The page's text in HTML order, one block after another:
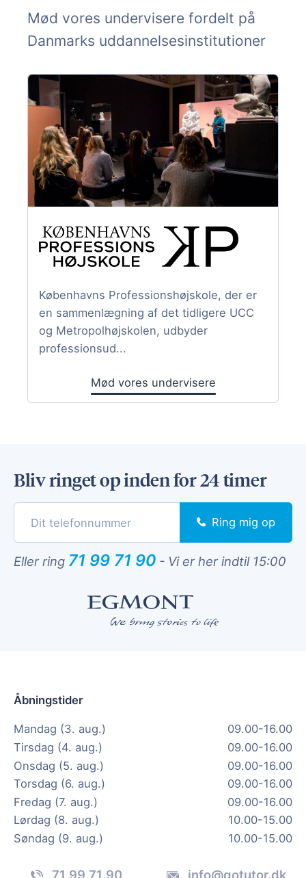
Mød vores undervisere fordelt på
Danmarks uddannelsesinstitutioner
Københavns Professionshøjskole, der er
en sammenlægning af det tidligere UCC
og Metropolhøjskolen, udbyder
professionsud...
Mød vores undervisere
Bliv ringet op inden for 24 timer
Ring mig op
Eller ring 71 99 71 90 - Vi er her indtil 15:00
Åbningstider
Mandag (3. aug.)
09.00-16.00
Tirsdag (4. aug.)
09.00-16.00
Onsdag (5. aug.)
09.00-16.00
Torsdag (6. aug.)
09.00-16.00
Fredag (7. aug.)
09.00-16.00
Lørdag (8. aug.)
10.00-15.00
Søndag (9. aug.)
10.00-15.00
71 99 71 90 info@gotutor.dk